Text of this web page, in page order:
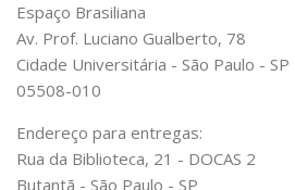
Espaço Brasiliana
Av. Prof. Luciano Gualberto, 78
Cidade Universitária - São Paulo - SP
05508-010
Endereço para entregas:
Rua da Biblioteca, 21 - DOCAS 2
Butantã - São Paulo - SP